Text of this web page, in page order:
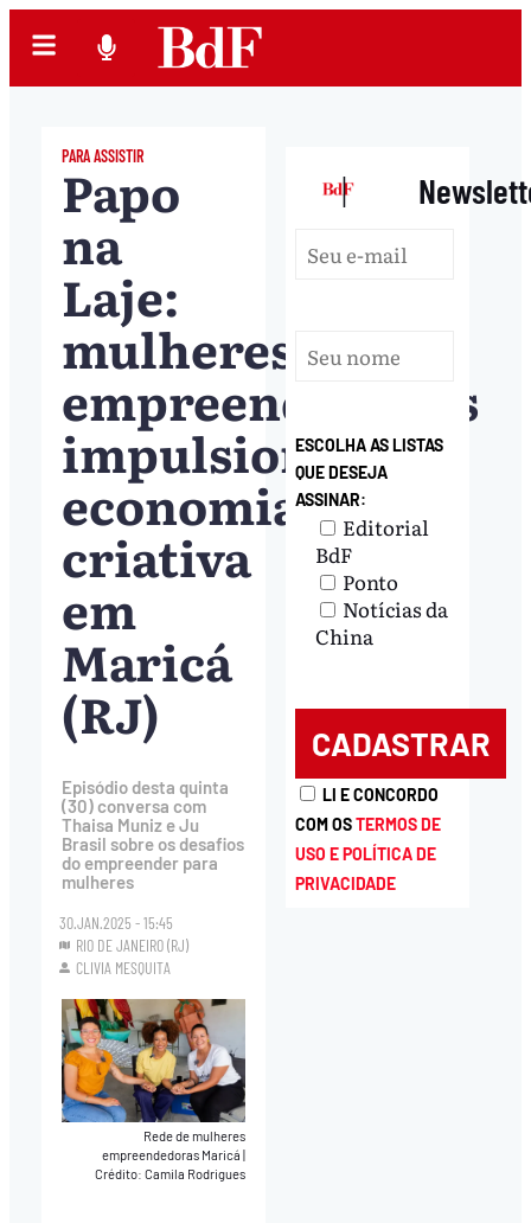
PARA ASSISTIR
Papo
na
Laje:
mulheres
empreendedoras
impulsionam
economia
criativa
em
Maricá
(RJ)
Episódio desta quinta
(30) conversa com
Thaisa Muniz e Ju
Brasil sobre os desafios
do empreender para
mulheres
30.JAN.2025 - 15:45
RIO DE JANEIRO (RJ)
CLIVIA MESQUITA
Rede de mulheres
empreendedoras Maricá|
Crédito: Camila Rodrigues
|
ESCOLHA AS LISTAS
QUE DESEJA
ASSINAR:
Editorial
BdF
Ponto
Notícias da
China
LI E CONCORDO
COM OSTERMOS DE
USO E POLÍTICA DE
PRIVACIDADE